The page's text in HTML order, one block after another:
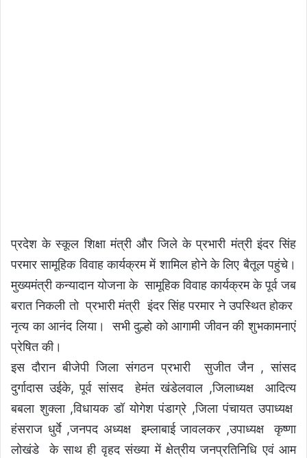
प्रदेश के स्कूल शिक्षा मंत्री और जिले के प्रभारी मंत्री इंदर सिंह
परमार सामूहिक विवाह कार्यक्रम में शामिल होने के लिए बैतूल पहुंचे।
मुख्यमंत्री कन्यादान योजना के सामूहिक विवाह कार्यक्रम के पूर्व जब
बरात निकली तो प्रभारी मंत्री इंदर सिंह परमार ने उपस्थित होकर
नृत्य का आनंद लिया। सभी दुल्हो को आगामी जीवन की शुभकामनाएं
प्रेषित की।
इस दौरान बीजेपी जिला संगठन प्रभारी सुजीत जैन , सांसद
दुर्गादास उईके, पूर्व सांसद हेमंत खंडेलवाल ,जिलाध्यक्ष आदित्य
बबला शुक्ला ,विधायक डॉ योगेश पंडाग्रे ,जिला पंचायत उपाध्यक्ष
हंसराज धुर्वे ,जनपद अध्यक्ष इम्लाबाई जावलकर ,उपाध्यक्ष कृष्णा
लोखंडे के साथ ही वृहद संख्या में क्षेत्रीय जनप्रतिनिधि एवं आम